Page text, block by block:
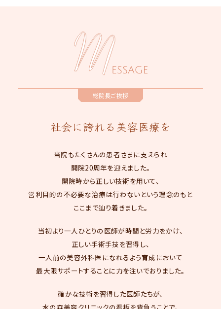
総院長ご挨拶
社会に誇れる美容医療を
当院もたくさんの患者さまに支えられ
開院20周年を迎えました。
開院時から正しい技術を用いて、
営利目的の不必要な治療は行わないという理念のもと
ここまで辿り着きました。
当初より一人ひとりの医師が時間と労力をかけ、
正しい手術手技を習得し、
一人前の美容外科医になれるよう育成において
最大限サポートすることに力を注いでおりました。
確かな技術を習得した医師たちが、
水の森美容クリニックの看板を背負うことで、